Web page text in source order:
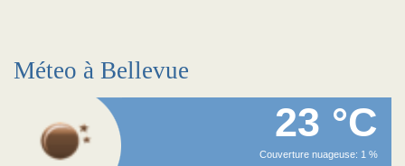
Méteo à Bellevue
23 °C
Couverture nuageuse: 1 %